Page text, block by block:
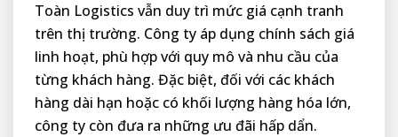
Toàn Logistics vẫn duy trì mức giá cạnh tranh
trên thị trường. Công ty áp dụng chính sách giá
linh hoạt, phù hợp với quy mô và nhu cầu của
từng khách hàng. Đặc biệt, đối với các khách
hàng dài hạn hoặc có khối lượng hàng hóa lớn,
công ty còn đưa ra những ưu đãi hấp dẩn.